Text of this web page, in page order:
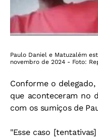
Paulo Daniel e Matuzalém
novembro de 2024 - Foto:
Conforme o
que aconteceram no
com os sumiços de
"Esse caso